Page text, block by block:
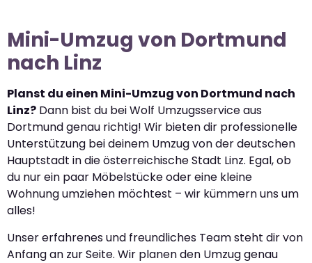
Mini-Umzug von Dortmund
nach Linz
Planst du einen Mini-Umzug von Dortmund nach
Linz? Dann bist du bei Wolf Umzugsservice aus
Dortmund genau richtig! Wir bieten dir professionelle
Unterstützung bei deinem Umzug von der deutschen
Hauptstadt in die österreichische Stadt Linz. Egal, ob
du nur ein paar Möbelstücke oder eine kleine
Wohnung umziehen möchtest – wir kümmern uns um
alles!
Unser erfahrenes und freundliches Team steht dir von
Anfang an zur Seite. Wir planen den Umzug genau